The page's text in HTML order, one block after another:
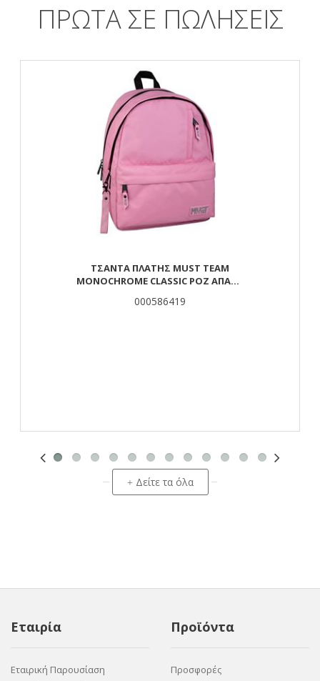
ΠΡΩΤΑ ΣΕ ΠΩΛΗΣΕΙΣ
ΤΣΆΝΤΑ ΠΛΆΤΗΣ MUST TEAM
MONOCHROME CLASSIC ΡΟΖ ΑΠΑΛΌ
000586419
+ Δείτε τα όλα
Εταιρία
Εταιρική Παρουσίαση
Προϊόντα
Προσφορές